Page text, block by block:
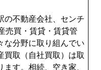
の不動産会社、センチ
売買・賃貸・賃貸管
な分野に取り組んでい
買取（自社買取）は取
す。相続、空き家、